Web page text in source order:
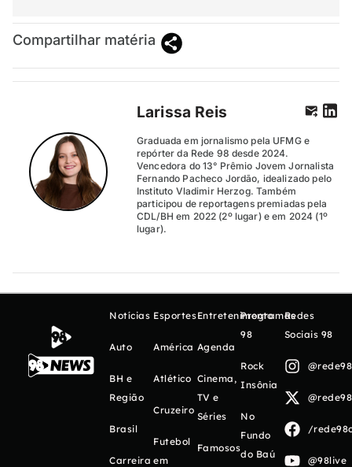
Compartilhar matéria
Larissa Reis
Graduada em jornalismo pela UFMG e
repórter da Rede 98 desde 2024.
Vencedora do 13° Prêmio Jovem Jornalista
Fernando Pacheco Jordão, idealizado pelo
Instituto Vladimir Herzog. Também
participou de reportagens premiadas pela
CDL/BH em 2022 (2º lugar) e em 2024 (1º
lugar).
Notícias
Auto
BH e
Região
Brasil
Carreira
Esportes
América
Atlético
Cruzeiro
Futebol
em
Entretenimento
Agenda
Cinema,
TV e
Séries
Famosos
Programas
98
Rock
Insônia
No
Fundo
do Baú
Redes
Sociais 98
/
@98live